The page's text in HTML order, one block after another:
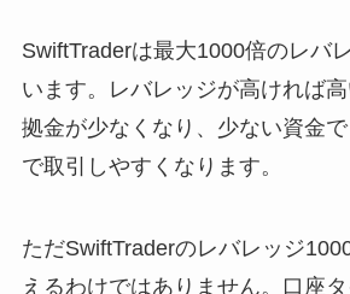
SwiftTraderは最大1000倍のレバ
います。レバレッジが高ければ
拠金が少なくなり、少ない資金
で取引しやすくなります。
ただSwiftTraderのレバレッジ
えるわけではありません。口座